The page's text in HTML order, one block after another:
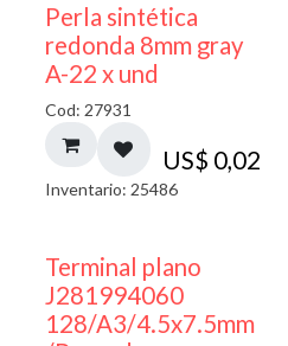
Perla sintética
redonda 8mm gray
A-22 x und
Cod: 27931
US$ 0,02
Inventario: 25486
Terminal plano
J281994060
128/A3/4.5x7.5mm